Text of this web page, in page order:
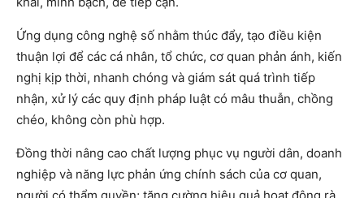
Ứng dụng công nghệ số nhằm thúc đẩy, tạo điều kiện
thuận lợi để các cá nhân, tổ chức, cơ quan phản ánh, kiến
nghị kịp thời, nhanh chóng và giám sát quá trình tiếp
nhận, xử lý các quy định pháp luật có mâu thuẫn, chồng
chéo, không còn phù hợp.
Đồng thời nâng cao chất lượng phục vụ người dân, doanh
nghiệp và năng lực phản ứng chính sách của cơ quan,